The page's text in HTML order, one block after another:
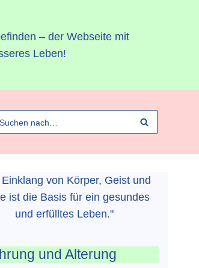
– der Webseite mit
Leben!
von Körper, Geist und
ist die Basis für ein gesundes
und erfülltes Leben."
und Alterung